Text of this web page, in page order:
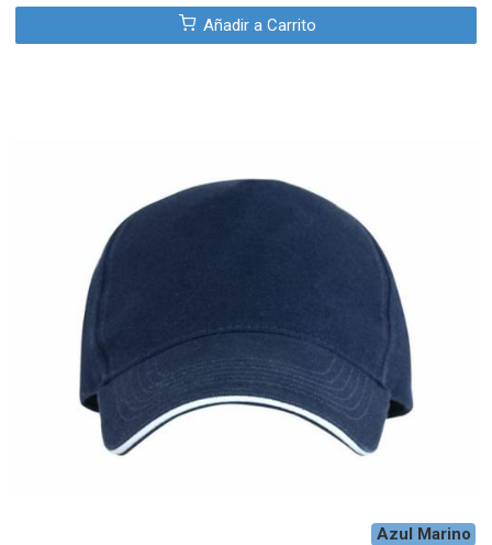
Añadir a Carrito
Azul Marino